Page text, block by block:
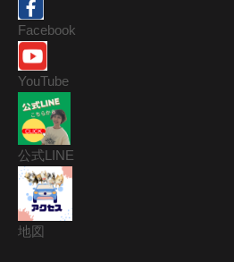
Facebook
YouTube
公式LINE
地図